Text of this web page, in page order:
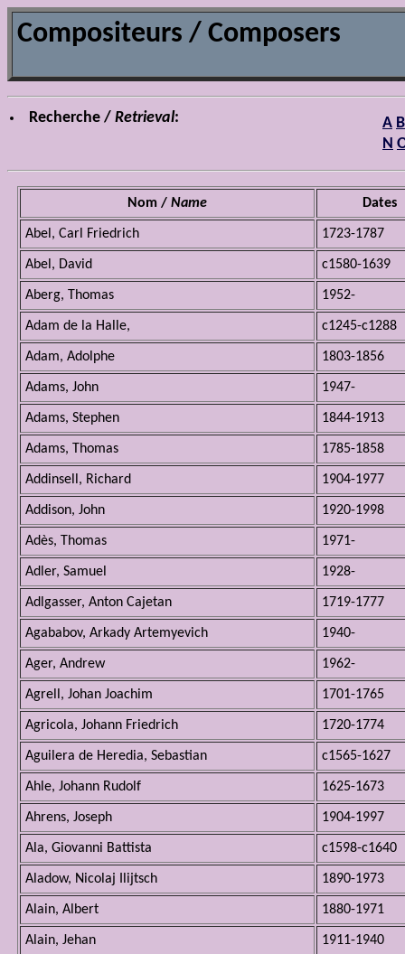
Compositeurs / Composers
Recherche / Retrieval: A B
N
Nom / Name Dates
Abel, Carl Friedrich 1723-1787
Abel, David c1580-1639
Aberg, Thomas 1952-
Adam de la Halle, c1245-c1288
Adam, Adolphe 1803-1856
Adams, John 1947-
Adams, Stephen 1844-1913
Adams, Thomas 1785-1858
Addinsell, Richard 1904-1977
Addison, John 1920-1998
Adès, Thomas 1971-
Adler, Samuel 1928-
Adlgasser, Anton Cajetan 1719-1777
Agababov, Arkady Artemyevich 1940-
Ager, Andrew 1962-
Agrell, Johan Joachim 1701-1765
Agricola, Johann Friedrich 1720-1774
Aguilera de Heredia, Sebastian c1565-1627
Ahle, Johann Rudolf 1625-1673
Ahrens, Joseph 1904-1997
Ala, Giovanni Battista c1598-c1640
Aladow, Nicolaj Ilijtsch 1890-1973
Alain, Albert 1880-1971
Alain, Jehan 1911-1940